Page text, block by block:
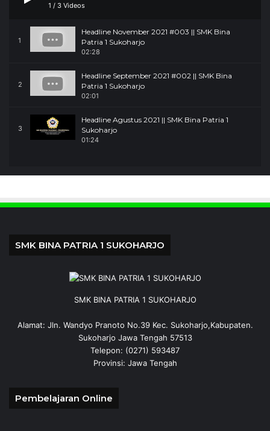
1 / 3 Videos
1
Headline November 2021 #003 || SMK Bina
Patria 1 Sukoharjo
02:28
2
Headline September 2021 #002 || SMK Bina
Patria 1 Sukoharjo
02:01
3
Headline Agustus 2021 || SMK Bina Patria 1
Sukoharjo
01:24
SMK BINA PATRIA 1 SUKOHARJO
SMK BINA PATRIA 1 SUKOHARJO
Alamat: Jln. Wandyo Pranoto No.39 Kec. Sukoharjo,Kabupaten.
Sukoharjo Jawa Tengah 57513
Telepon: (0271) 593487
Provinsi: Jawa Tengah
Pembelajaran Online